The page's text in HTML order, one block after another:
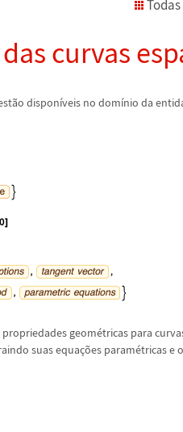
curvas
ão disponíveis no domínio da
geométricas para
suas equações paramétricas e